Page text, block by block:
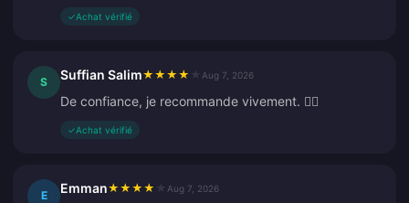
✓Achat vérifié
S Suffian Salim★ ★ ★ ★ Aug 7, 2026
De confiance, je recommande vivement. 👍🏻
✓Achat vérifié
E Emman★ ★ ★ ★ Aug 7, 2026